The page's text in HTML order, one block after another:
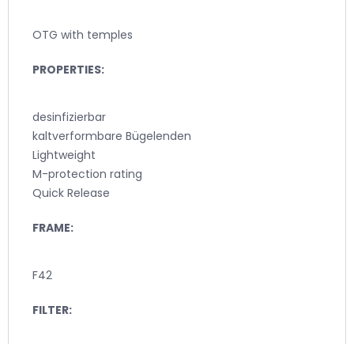
OTG with temples
PROPERTIES:
desinfizierbar
kaltverformbare Bügelenden
Lightweight
M-protection rating
Quick Release
FRAME:
F42
FILTER: